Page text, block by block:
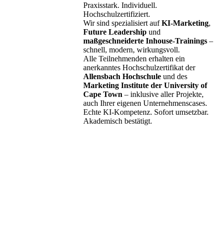
Praxisstark. Individuell.
Hochschulzertifiziert.
Wir sind spezialisiert aufKI-Marketing,
Future Leadership und
maßgeschneiderte Inhouse-Trainings –
schnell, modern, wirkungsvoll.
Alle Teilnehmenden erhalten ein
anerkanntes Hochschulzertifikat der
Allensbach Hochschule und des
Marketing Institute der University of
Cape Town – inklusive aller Projekte,
auch Ihrer eigenen Unternehmenscases.
Echte KI-Kompetenz. Sofort umsetzbar.
Akademisch bestätigt.